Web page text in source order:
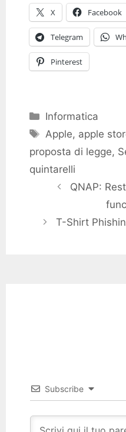
X Facebook
Telegram
Pinterest
Categories
Informatica
Tags
Apple, apple
proposta di legge,
quintarelli
QNAP:
T-Shirt
Subscribe